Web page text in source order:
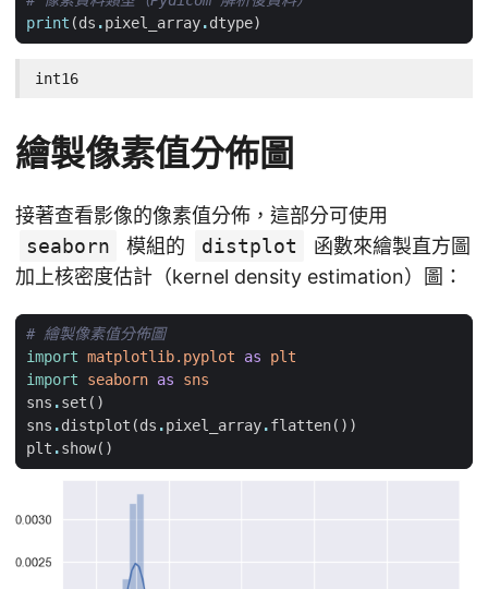
print (ds .pixel_array.dtype)
int16
繪製像素值分佈圖
接著查看影像的像素值分佈，這部分可使用
seaborn
模組的 distplot
函數來繪製直方圖
加上核密度估計（kernel density estimation）圖：
# 繪製像素值分佈圖
import matplotlib.pyplot as
plt
import
seaborn as
sns
sns .set ()
sns .distplot (ds .pixel_array.flatten())
plt .show()